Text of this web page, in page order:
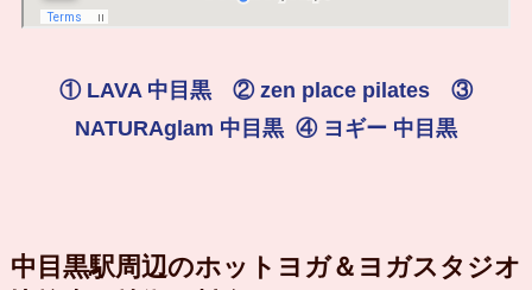
① LAVA 中目黒 ② zen place pilates ③
NATURAglam 中目黒 ④ ヨギー 中目黒
中目黒駅周辺のホットヨガ＆ヨガスタジオ